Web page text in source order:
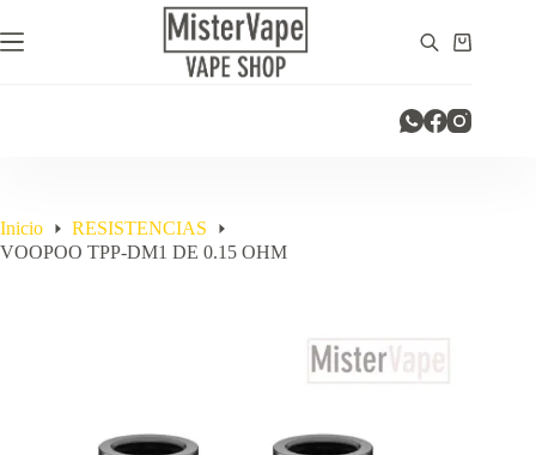
al
contenido
Carro
Inicio
RESISTENCIAS
VOOPOO TPP-DM1 DE 0.15 OHM